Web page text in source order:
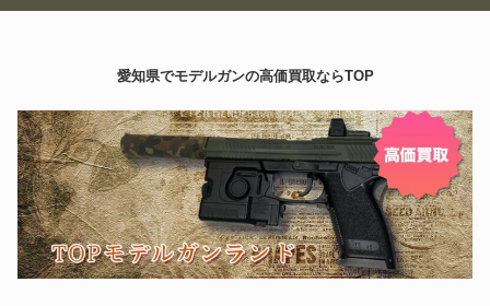
愛知県でモデルガンの高価買取ならTOP